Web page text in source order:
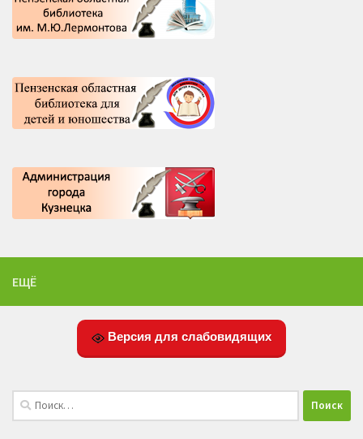
ЕЩЁ
Версия для слабовидящих
Найти: